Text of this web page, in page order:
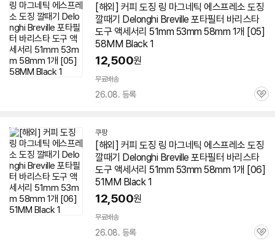
[해외] 커피 도징 링 마그네틱 에스프레소 도징
깔때기 Delonghi Breville 포타필터 바리스타
도구 액세서리 51mm 53mm 58mm 1개 [05]
58MM Black 1
12,500원
무료배송
26.08. 등록
관
쿠팡
[해외] 커피 도징 링 마그네틱 에스프레소 도징
깔때기 Delonghi Breville 포타필터 바리스타
도구 액세서리 51mm 53mm 58mm 1개 [06]
51MM Black 1
12,500원
무료배송
26.08. 등록
관
세부정보 열기/접기